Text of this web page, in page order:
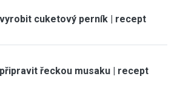
cuketový perník | recept
řeckou musaku | recept